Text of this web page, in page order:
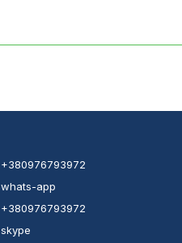
+380976793972
whats-app
+380976793972
skype